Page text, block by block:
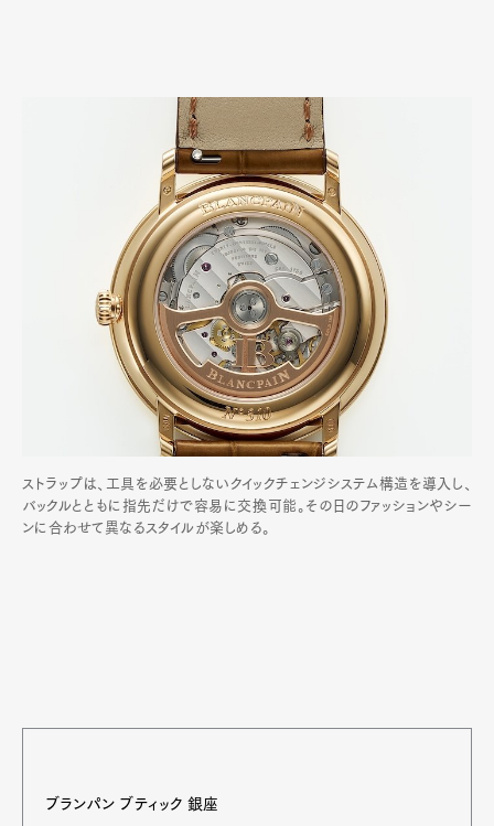
ストラップは、工具を必要としないクイックチェンジシステム構造を導入し、
バックルとともに指先だけで容易に交換可能。その日のファッションやシー
ンに合わせて異なるスタイルが楽しめる。
ブランパン ブティック 銀座